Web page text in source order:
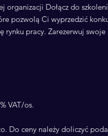
organizacji Dołącz do
pozwolą Ci wyprzedzić
rynku pracy. Zarezerwuj swoje
VAT/os.
Do ceny należy doliczyć